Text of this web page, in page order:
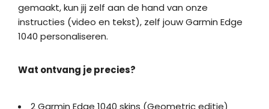
gemaakt, kun jij zelf aan de hand van onze
instructies (video en tekst), zelf jouw Garmin Edge
1040 personaliseren.
Wat ontvang je precies?
2 Garmin Edge 1040 skins (Geometric editie)